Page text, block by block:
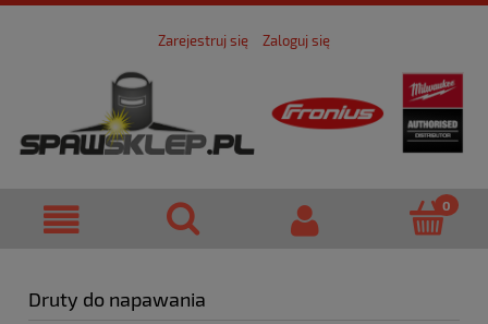
Zarejestruj się Zaloguj się
Druty do napawania